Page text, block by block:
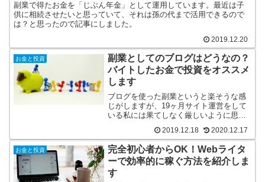
副業で得たお金を「じぶん年金」として運用しています。最近は子
供に相続させたいと思っていて、それは孫の代まで活用できるので
は？と思ったので記事にしました。
2019.12.20
お金と投資
副業としてのブログはどうなの？
バイトしたお金で投資をオススメ
します
ブログを使った副業というと楽そうな感
じがしますが、19ヶ月サイト運営をして
いる私には果てしなく厳しいように思え
を増やし配当金を得る方が確実です。
2019.12.18 2020.12.17
お金と投資
完全初心者からOK！Webライタ
ーで効率的に稼ぐ方法を紹介しま
す